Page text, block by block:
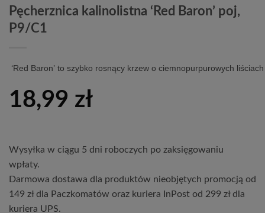
Pęcherznica kalinolistna ‘Red Baron’ poj,
P9/C1
‘Red Baron’ to szybko rosnący krzew o ciemnopurpurowych
18,99 zł
Wysyłka w ciągu 5 dni roboczych po zaksięgowaniu
wpłaty.
Darmowa dostawa dla produktów nieobjętych promocją od
149 zł dla Paczkomatów oraz kuriera InPost od 299 zł dla
kuriera UPS.